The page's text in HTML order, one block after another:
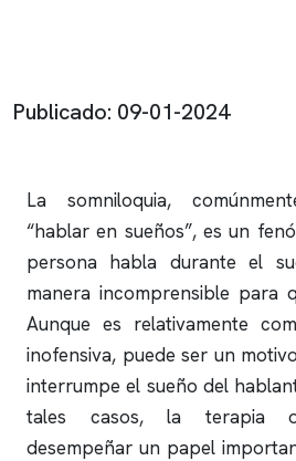
Publicado: 09-01-2024
La somniloquia,
“hablar en sueños”, es un
persona habla durante el
manera incomprensible para
Aunque es relativamente
inofensiva, puede ser un
interrumpe el sueño del
tales casos, la terapia
desempeñar un papel